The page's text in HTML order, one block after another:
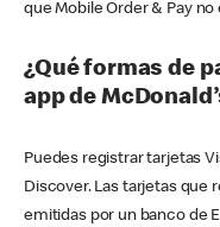
que Mobile Order & Pay
¿Qué formas de
app de
Puedes registrar tarjetas
Discover. Las tarjetas que
emitidas por un banco de